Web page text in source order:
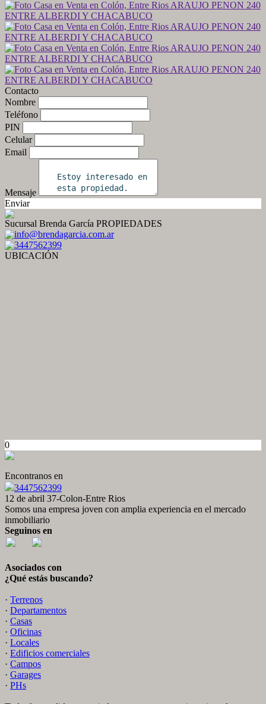
Contacto
Nombre
Teléfono
PIN
Celular
Email
Mensaje
Enviar
Sucursal Brenda García PROPIEDADES
info@brendagarcia.com.ar
3447562399
UBICACIÓN
0
Encontranos en
3447562399
12 de abril 37-Colon-Entre Rios
Somos una empresa joven con amplia experiencia en el mercado
inmobiliario
Seguinos en
Asociados con
¿Qué estás buscando?
· Terrenos
· Departamentos
· Casas
· Oficinas
· Locales
· Edificios comerciales
· Campos
· Garages
· PHs